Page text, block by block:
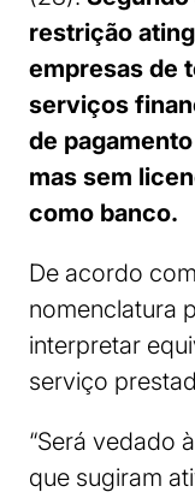
restrição
empresas de
serviços
de
mas sem
como banco.
De acordo
nomenclatura
interpretar
serviço
“Será vedado
que sugiram